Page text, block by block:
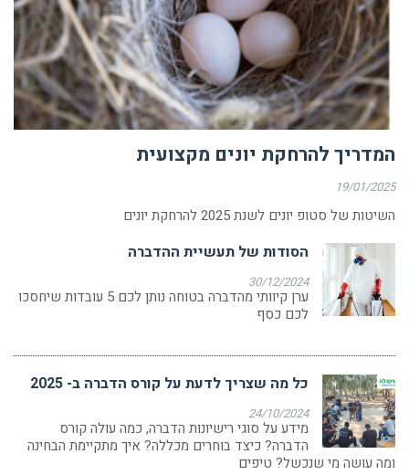
המדריך להרחקת יונים מקצועית
19/01/2025
השיטות של סטופ יונים לשנת 2025 להרחקת יונים
הסודות של תעשיית ההדברה
30/12/2024
ערן קיוותי מהדברה בטוחה נותן לכם 5 עובדות שיחסכו
לכם כסף
כל מה שצריך לדעת על קורס הדברה ב- 2025
24/10/2024
מידע על סוגי רישיונות הדברה, כמה עולה קורס
הדברה? כיצד בוחרים מכללה? איך מתקיימת הבחינה
ומה עושה מי שנכשל? טיפים